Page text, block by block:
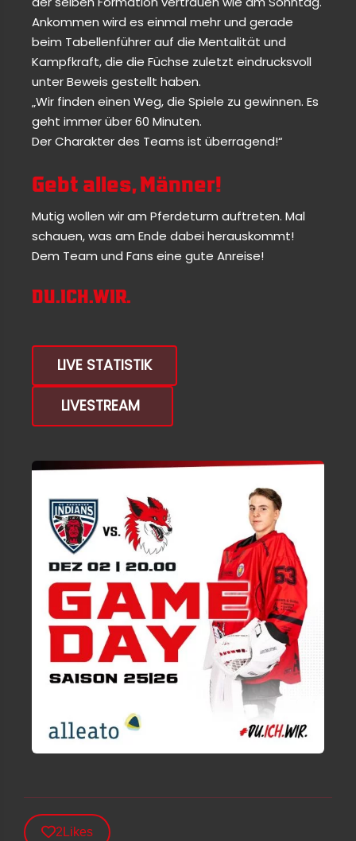
Ankommen wird es einmal mehr und gerade
beim Tabellenführer auf die Mentalität und
Kampfkraft, die die Füchse zuletzt eindrucksvoll
unter Beweis gestellt haben.
„Wir finden einen Weg, die Spiele zu gewinnen. Es
geht immer über 60 Minuten.
Der Charakter des Teams ist überragend!“
Gebt alles, Männer!
Mutig wollen wir am Pferdeturm auftreten. Mal
schauen, was am Ende dabei herauskommt!
Dem Team und Fans eine gute Anreise!
DU.ICH.WIR.
LIVE STATISTIK
LIVESTREAM
2 Likes